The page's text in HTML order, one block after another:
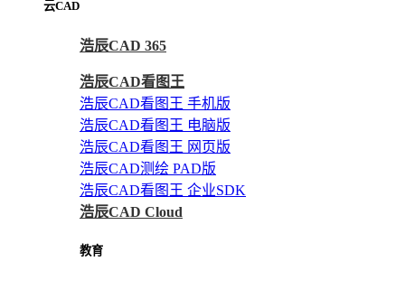
云CAD
浩辰CAD 365
浩辰CAD看图王
浩辰CAD看图王 手机版
浩辰CAD看图王 电脑版
浩辰CAD看图王 网页版
浩辰CAD测绘 PAD版
浩辰CAD看图王 企业SDK
浩辰CAD Cloud
教育